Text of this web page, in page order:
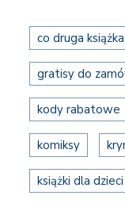
co druga
gratisy do
kody rabatowe
komiksy
książki dla dzieci